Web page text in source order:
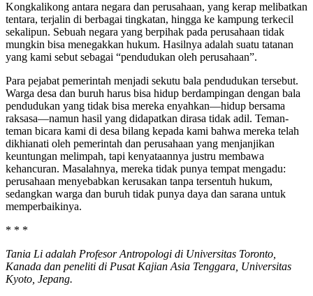
Kongkalikong antara negara dan perusahaan, yang kerap melibatkan
tentara, terjalin di berbagai tingkatan, hingga ke kampung terkecil
sekalipun. Sebuah negara yang berpihak pada perusahaan tidak
mungkin bisa menegakkan hukum. Hasilnya adalah suatu tatanan
yang kami sebut sebagai “pendudukan oleh perusahaan”.
Para pejabat pemerintah menjadi sekutu bala pendudukan tersebut.
Warga desa dan buruh harus bisa hidup berdampingan dengan bala
pendudukan yang tidak bisa mereka enyahkan—hidup bersama
raksasa—namun hasil yang didapatkan dirasa tidak adil. Teman-
teman bicara kami di desa bilang kepada kami bahwa mereka telah
dikhianati oleh pemerintah dan perusahaan yang menjanjikan
keuntungan melimpah, tapi kenyataannya justru membawa
kehancuran. Masalahnya, mereka tidak punya tempat mengadu:
perusahaan menyebabkan kerusakan tanpa tersentuh hukum,
sedangkan warga dan buruh tidak punya daya dan sarana untuk
memperbaikinya.
* * *
Tania Li adalah Profesor Antropologi di Universitas Toronto,
Kanada dan peneliti di Pusat Kajian Asia Tenggara, Universitas
Kyoto, Jepang.